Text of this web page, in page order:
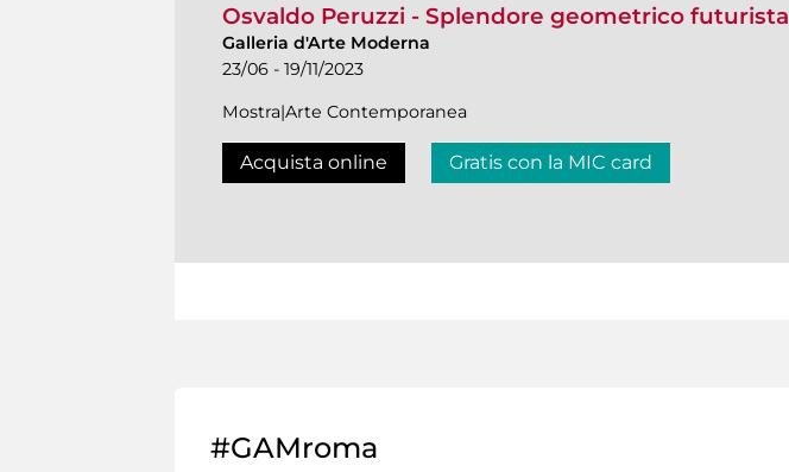
Osvaldo Peruzzi - Splendore geometrico futurista
Galleria d'Arte Moderna
23/06 - 19/11/2023
Mostra|Arte Contemporanea
Acquista online Gratis con la MIC card
#GAMroma